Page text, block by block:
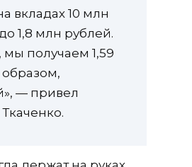
вкладах 10 млн
1,8 млн рублей.
получаем 1,59
образом,
— привел